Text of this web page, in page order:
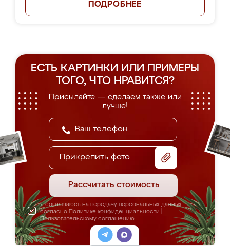
ПОДРОБНЕЕ
ЕСТЬ КАРТИНКИ ИЛИ ПРИМЕРЫ
ТОГО, ЧТО НРАВИТСЯ?
Присылайте — сделаем также или
лучше!
Прикрепить фото
Рассчитать стоимость
Я соглашаюсь на передачу персональных данных
согласно Политике конфиденциальности
Пользовательскому соглашению